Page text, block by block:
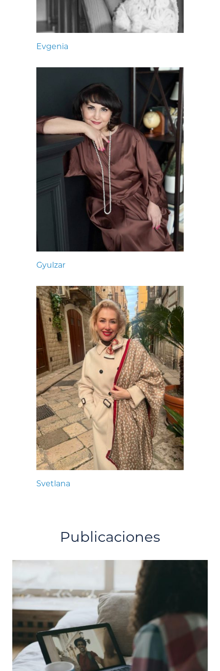
Evgenia
Gyulzar
Svetlana
Publicaciones